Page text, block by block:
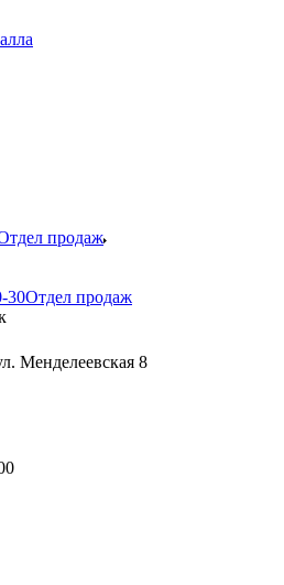
продаж
30Отдел продаж
Менделеевская 8